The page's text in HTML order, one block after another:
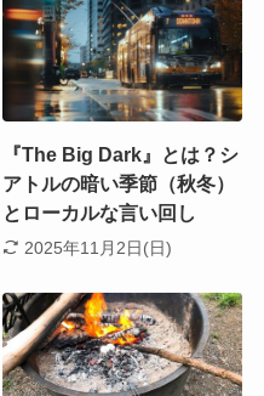
『The Big Dark』とは？シ
アトルの暗い季節（秋冬）
とローカルな言い回し
2025年11月2日(日)